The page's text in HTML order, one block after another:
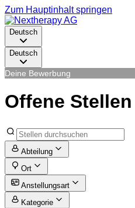
Zum Hauptinhalt springen
Deutsch
Deutsch
Deine Bewerbung
Offene Stellen
Abteilung
Ort
Anstellungsart
Kategorie